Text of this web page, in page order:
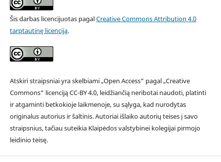
Šis darbas licencijuotas pagalCreative Commons Attribution 4.0
tarptautinę licenciją.
Atskiri straipsniai yra skelbiami „Open Access“ pagal „Creative
Commons“ licenciją CC-BY 4.0, leidžiančią neribotai naudoti, platinti
ir atgaminti betkokioje laikmenoje, su sąlyga, kad nurodytas
originalus autorius ir šaltinis. Autoriai išlaiko autorių teises į savo
straipsnius, tačiau suteikia Klaipėdos valstybinei kolegijai pirmojo
leidinio teisę.